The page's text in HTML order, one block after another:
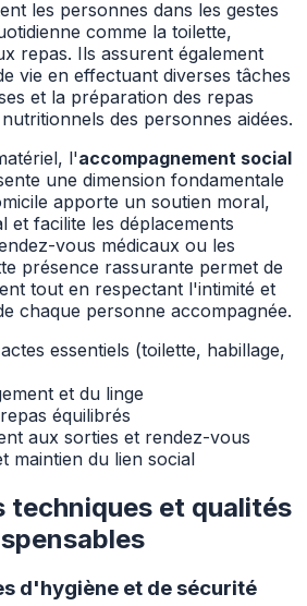
les personnes dans les gestes
comme la toilette,
repas. Ils assurent également
vie en effectuant diverses tâches
et la préparation des repas
des personnes aidées.
l'accompagnement social
une dimension fondamentale
apporte un soutien moral,
et facilite les déplacements
vous médicaux ou les
présence rassurante permet de
tout en respectant l'intimité et
chaque personne accompagnée.
essentiels (toilette, habillage,
et du linge
équilibrés
aux sorties et rendez-vous
maintien du lien social
techniques et qualités
d'hygiène et de sécurité